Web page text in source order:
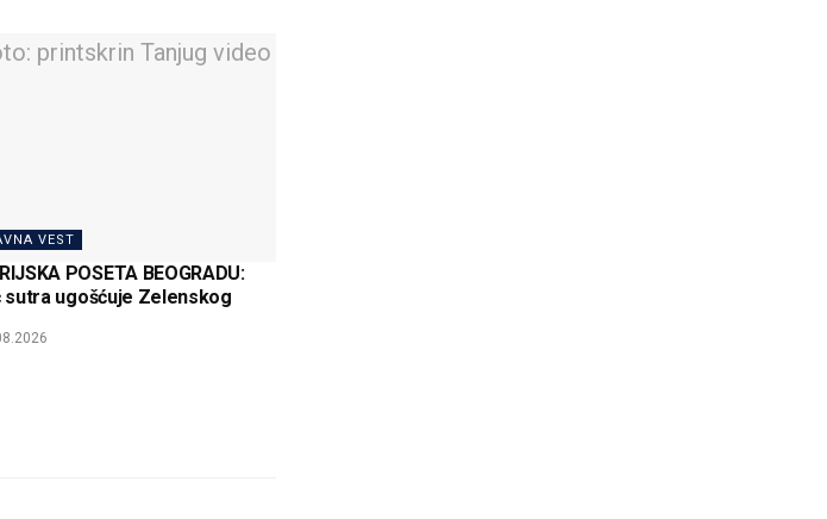
VEST
POSETA BEOGRADU:
sutra ugošćuje Zelenskog